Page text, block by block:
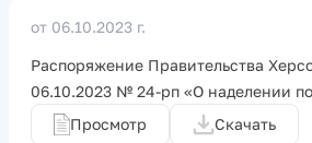
от 06.10.2023 г.
Распоряжение Правительства
06.10.2023 № 24-рп «О наделении
Просмотр
Скачать